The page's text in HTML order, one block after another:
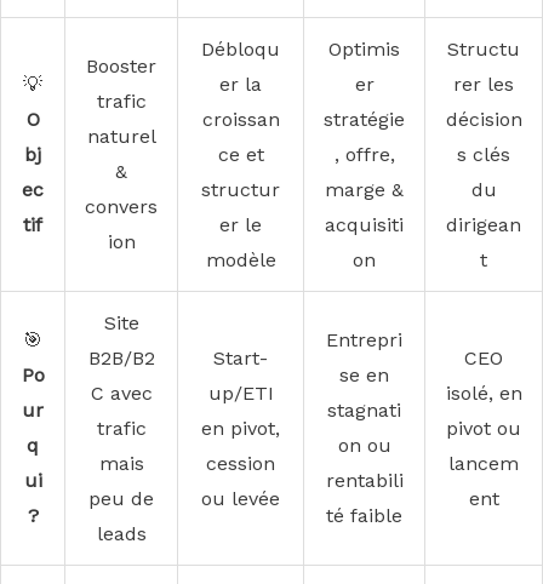
💡
O
bj
ec
tif
Booster
trafic
naturel
&
convers
ion
Débloqu
er la
croissan
ce et
structur
er le
modèle
Optimis
er
stratégie
, offre,
marge &
acquisiti
on
Structu
rer les
décision
s clés
du
dirigean
t
🎯
Po
ur
q
ui
?
Site
B2B/B2
C avec
trafic
mais
peu de
leads
Start-
up/ETI
en pivot,
cession
ou levée
Entrepri
se en
stagnati
on ou
rentabili
té faible
CEO
isolé, en
pivot ou
lancem
ent